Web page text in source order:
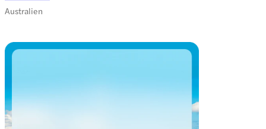
Australien